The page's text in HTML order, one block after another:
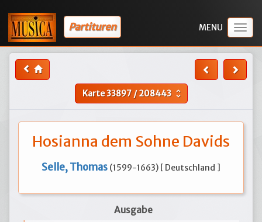
Partituren
Karte33897/208443 unfold_more
Hosianna dem Sohne Davids
Selle, Thomas (1599-1663) [ Deutschland ]
Ausgabe